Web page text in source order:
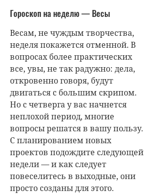
Гороскоп на неделю — Весы
Весам, не чуждым творчества,
неделя покажется отменной. В
вопросах более практических
все, увы, не так радужно: дела,
откровенно говоря, будут
двигаться с большим скрипом.
Но с четверга у вас начнется
неплохой период, многие
вопросы решатся в вашу пользу.
С планированием новых
проектов подождите следующей
недели — и как следует
повеселитесь в выходные, они
просто созданы для этого.